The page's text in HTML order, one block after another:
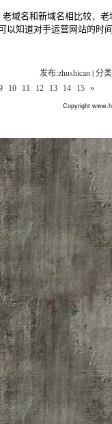
域名和新域名相比较，
以知道对手运营网站的时
发布:zhushican | 分
10 11 12 13 14 15 »
Copyright